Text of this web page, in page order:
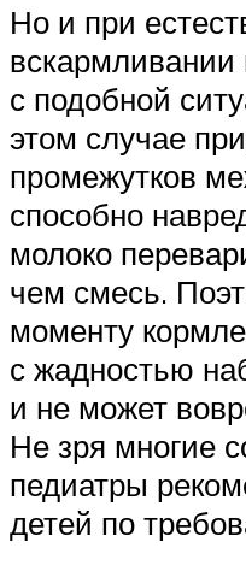
Но и при
вскармливании
с подобной
этом случае
промежутков
способно
молоко
чем смесь.
моменту
с жадностью
и не может
Не зря многие
педиатры
детей по